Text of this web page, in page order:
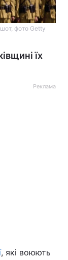
фото Getty
їх
Реклама
, які воюють